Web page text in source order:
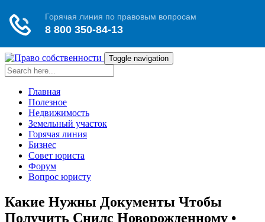
Toggle navigation
Главная
Полезное
Недвижимость
Земельный участок
Горячая линия
Бизнес
Совет юриста
Форум
Вопрос юристу
Какие Нужны Документы Чтобы
Получить Снилс Новорожденному •